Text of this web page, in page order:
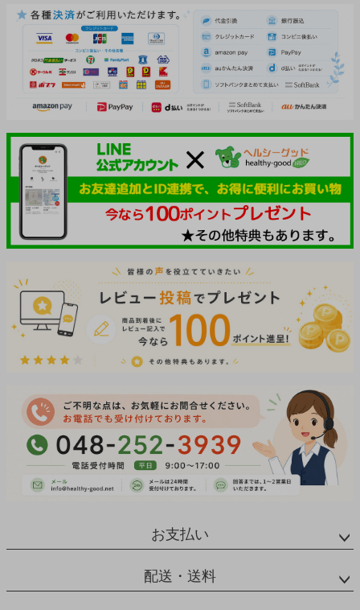
お支払い
配送・送料